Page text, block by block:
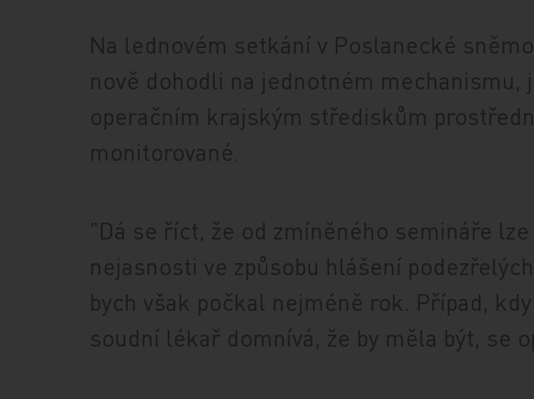
Na lednovém setkání v Poslanecké
nově dohodli na jednotném
operačním krajským střediskům
monitorované.
"Dá se říct, že od zmíněného semináře
nejasnosti ve způsobu hlášení
bych však počkal nejméně rok. Případ,
soudní lékař domnívá, že by měla být, se